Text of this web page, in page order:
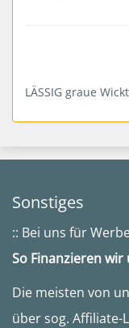
LÄSSIG graue
Sonstiges
:: Bei uns für
So Finanzieren wir
Die meisten von
über sog. Affiliate-